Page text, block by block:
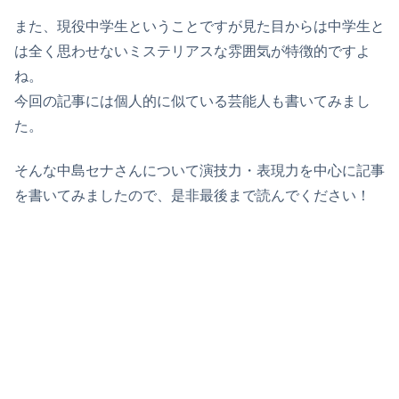
また、現役中学生ということですが見た目からは中学生と
は全く思わせないミステリアスな雰囲気が特徴的ですよ
ね。
今回の記事には個人的に似ている芸能人も書いてみまし
た。
そんな中島セナさんについて演技力・表現力を中心に記事
を書いてみましたので、是非最後まで読んでください！